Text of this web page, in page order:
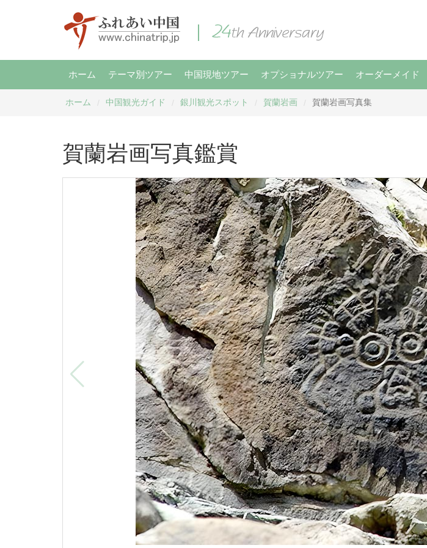
ホーム テーマ別ツアー 中国現地ツアー オプショナルツアー オーダーメイド
ホーム 中国観光ガイド 銀川観光スポット 賀蘭岩画 賀蘭岩画写真集
賀蘭岩画写真鑑賞